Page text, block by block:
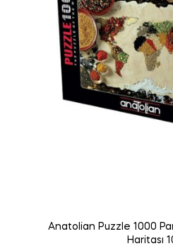
Anatolian Puzzle 1000
Haritası